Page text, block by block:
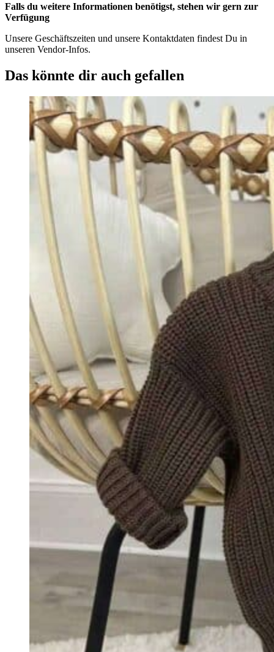
Falls du weitere Informationen benötigst, stehen wir gern zur
Verfügung
Unsere Geschäftszeiten und unsere Kontaktdaten findest Du in
unseren Vendor-Infos.
Das könnte dir auch gefallen